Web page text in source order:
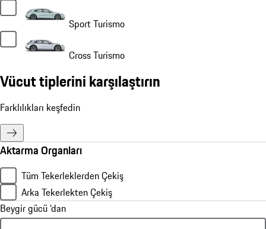
Sport Turismo
Cross Turismo
Vücut tiplerini karşılaştırın
Farklılıkları keşfedin
Aktarma Organları
Tüm Tekerleklerden Çekiş
Arka Tekerlekten Çekiş
Beygir gücü 'dan